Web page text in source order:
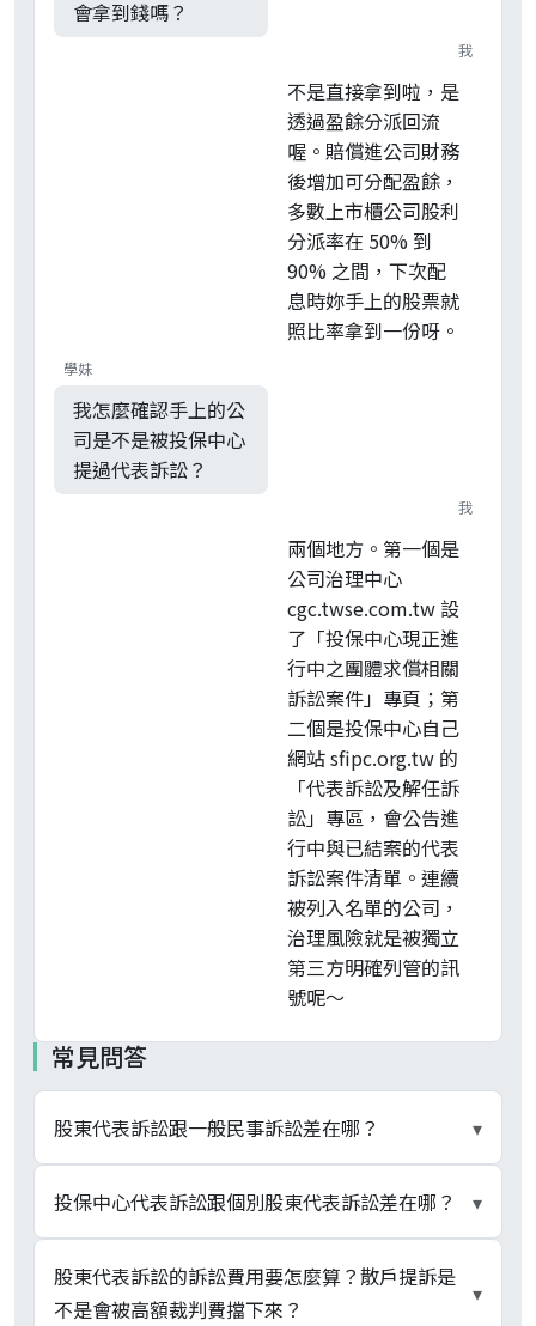
會拿到錢嗎？
我
不是直接拿到啦，是
透過盈餘分派回流
喔。賠償進公司財務
後增加可分配盈餘，
多數上市櫃公司股利
分派率在 50% 到
90% 之間，下次配
息時妳手上的股票就
照比率拿到一份呀。
學妹
我怎麼確認手上的公
司是不是被投保中心
提過代表訴訟？
我
兩個地方。第一個是
公司治理中心
cgc.twse.com.tw 設
了「投保中心現正進
行中之團體求償相關
訴訟案件」專頁；第
二個是投保中心自己
網站 sfipc.org.tw 的
「代表訴訟及解任訴
訟」專區，會公告進
行中與已結案的代表
訴訟案件清單。連續
被列入名單的公司，
治理風險就是被獨立
第三方明確列管的訊
號呢～
常見問答
股東代表訴訟跟一般民事訴訟差在哪？ ▾
兩者求償對象與賠償歸屬不同。股東代表訴訟由股
東「為公司」提訴，被告為董事或監察人，勝訴賠
償歸公司、再依盈餘分派回流全體股東；一般民事
訴訟由投資人為自己提訴，被告為董事或公司，勝
投保中心代表訴訟跟個別股東代表訴訟差在哪？ ▾
法源與門檻不同。個別股東代表訴訟依公司法，須
持有已發行股份 1% 以上、繼續六個月以上、先請
股東代表訴訟的訴訟費用要怎麼算？散戶提訴是
不是會被高額裁判費擋下來？
▾